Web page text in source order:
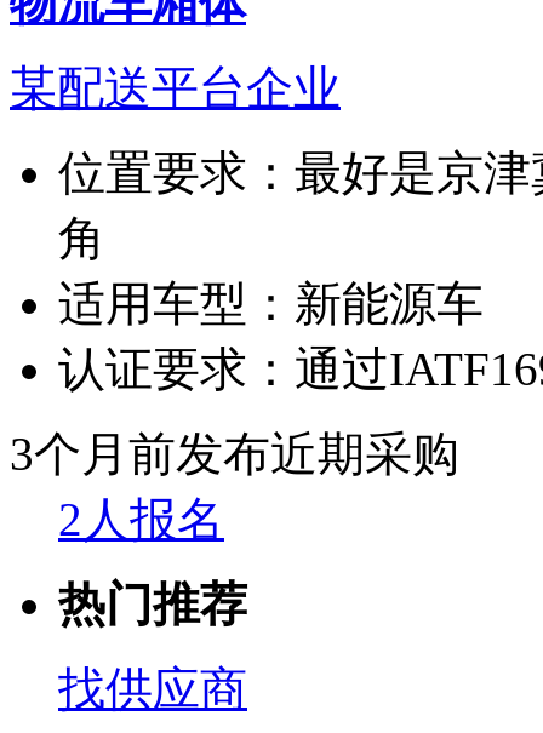
某配送平台企业
位置要求： 最好是京
角
适用车型： 新能源车
认证要求： 通过
3个月前发布近期采购
2人报名
热门推荐
找供应商